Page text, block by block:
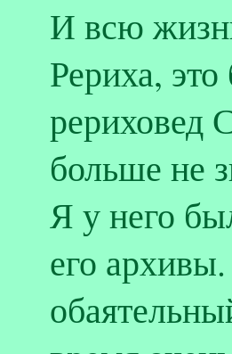
И всю
Рериха,
рериховед
больше не
Я у него
его